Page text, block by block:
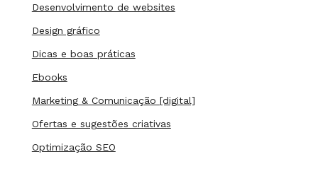
Desenvolvimento de websites
Design gráfico
Dicas e boas práticas
Ebooks
Marketing & Comunicação [digital]
Ofertas e sugestões criativas
Optimização SEO